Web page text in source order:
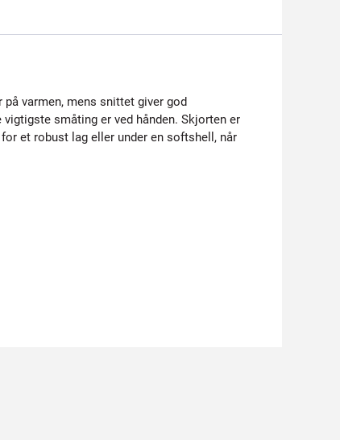
varmen, mens snittet giver god
småting er ved hånden. Skjorten er
et robust lag eller under en softshell, når